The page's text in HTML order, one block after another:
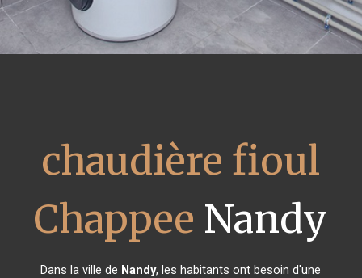
chaudière fioul
Chappee Nandy
Dans la ville de Nandy, les habitants ont besoin d'une